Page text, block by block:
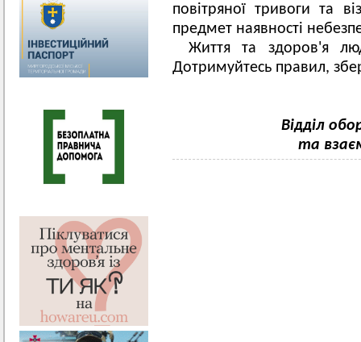
повітряної тривоги та
предмет наявності
Життя та здоров'я
Дотримуйтесь правил,
Відділ
та